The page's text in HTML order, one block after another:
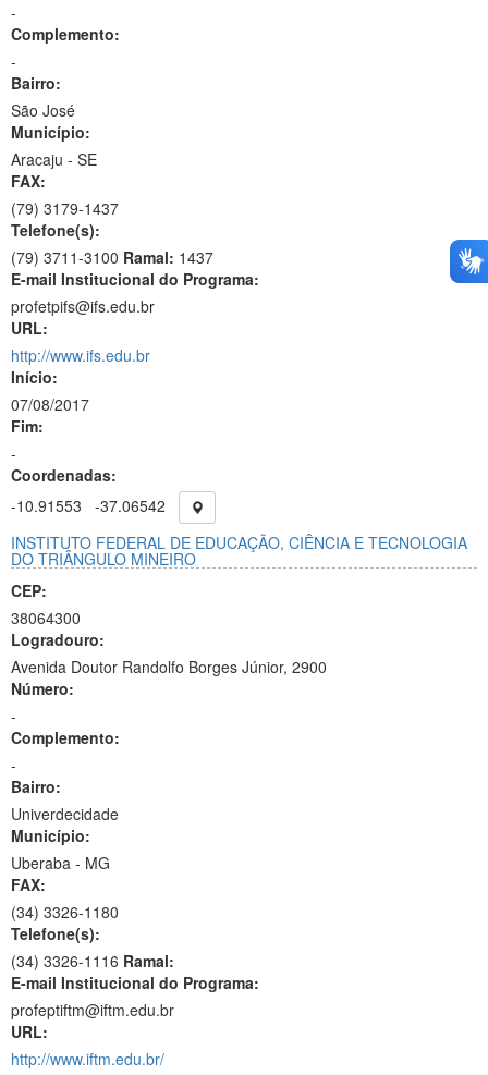
-
Complemento:
-
Bairro:
São José
Município:
Aracaju - SE
FAX:
(79) 3179-1437
Telefone(s):
(79) 3711-3100 Ramal: 1437
E-mail Institucional do Programa:
profetpifs@ifs.edu.br
URL:
http://www.ifs.edu.br
Início:
07/08/2017
Fim:
-
Coordenadas:
-10.91553
-37.06542
INSTITUTO FEDERAL DE EDUCAÇÃO, CIÊNCIA E TECNOLOGIA
DO TRIÂNGULO MINEIRO
CEP:
38064300
Logradouro:
Avenida Doutor Randolfo Borges Júnior, 2900
Número:
-
Complemento:
-
Bairro:
Univerdecidade
Município:
Uberaba - MG
FAX:
(34) 3326-1180
Telefone(s):
(34) 3326-1116 Ramal:
E-mail Institucional do Programa:
profeptiftm@iftm.edu.br
URL:
http://www.iftm.edu.br/